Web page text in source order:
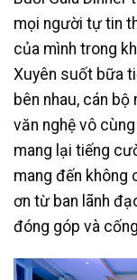
mọi người tự tin
của mình trong
Xuyên suốt bữa
bên nhau, cán
văn nghệ vô
mang lại tiếng
mang đến không
ơn từ ban lãnh
đóng góp và